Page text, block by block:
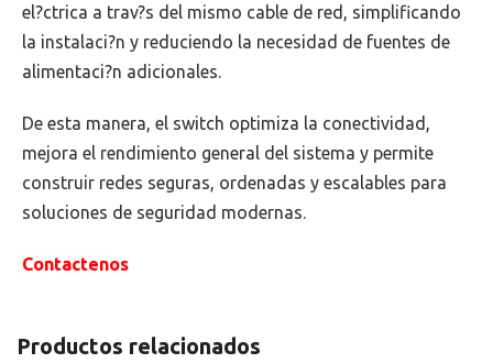
el?ctrica a trav?s del mismo cable de red, simplificando
la instalaci?n y reduciendo la necesidad de fuentes de
alimentaci?n adicionales.
De esta manera, el switch optimiza la conectividad,
mejora el rendimiento general del sistema y permite
construir redes seguras, ordenadas y escalables para
soluciones de seguridad modernas.
Contactenos
Productos relacionados